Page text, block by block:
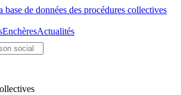
base de données des procédures collectives
EnchèresActualités